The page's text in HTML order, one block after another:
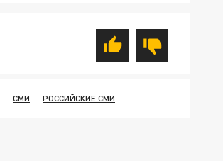
СМИ РОССИЙСКИЕ СМИ